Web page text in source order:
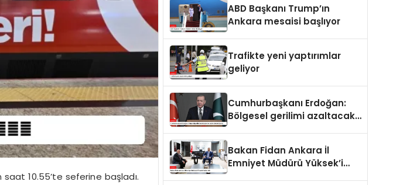
10.55’te seferine başladı.
ABD Başkanı Trump’ın
Ankara mesaisi başlıyor
Trafikte yeni yaptırımlar
geliyor
Cumhurbaşkanı Erdoğan:
Bölgesel gerilimi azaltacak
Bakan Fidan Ankara İl
Emniyet Müdürü Yüksek’i